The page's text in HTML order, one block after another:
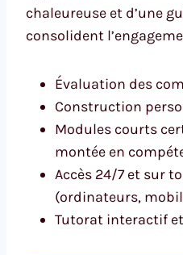
chaleureuse et d’une
consolident
Évaluation des
Construction
Modules courts
montée en
Accès 24/7 et sur
(ordinateurs,
Tutorat interactif